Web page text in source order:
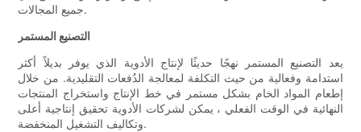
جميع المجالات.
التصنيع المستمر
يعد التصنيع المستمر نهجًا حديثًا لإنتاج الأدوية الذي يوفر بديلاً أكثر
استدامة وفعالية من حيث التكلفة لمعالجة الدُفعات التقليدية. من خلال
إطعام المواد الخام بشكل مستمر في خط الإنتاج واستخراج المنتجات
النهائية في الوقت الفعلي ، يمكن لشركات الأدوية تحقيق إنتاجية أعلى
وتكاليف التشغيل المنخفضة.